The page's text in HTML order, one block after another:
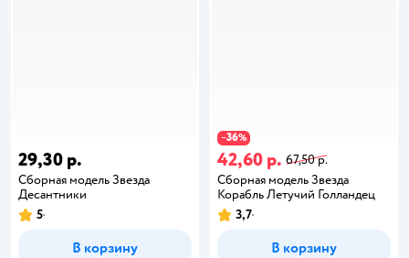
29,30 р.
Сборная модель Звезда
Десантники
5
В корзину
−36%
42,60 р. 67,50 р.
Сборная модель Звезда
Корабль Летучий Голландец
3,7
В корзину